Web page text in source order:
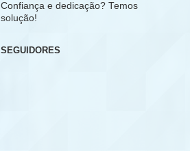
Confiança e dedicação? Temos
solução!
SEGUIDORES